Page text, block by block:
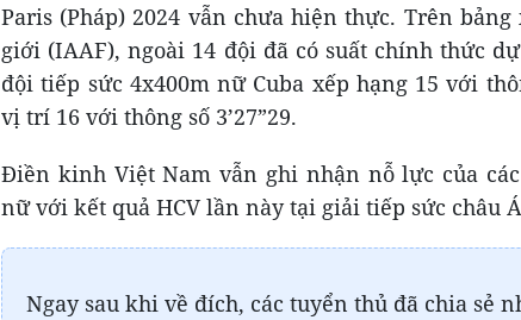
Paris (Pháp) 2024 vẫn chưa hiện thực. Trên
giới (IAAF), ngoài 14 đội đã có suất chính thức
đội tiếp sức 4x400m nữ Cuba xếp hạng 15 với
vị trí 16 với thông số 3’27”29.
Điền kinh Việt Nam vẫn ghi nhận nỗ lực của
nữ với kết quả HCV lần này tại giải tiếp sức châu
Ngay sau khi về đích, các tuyển thủ đã chia sẻ